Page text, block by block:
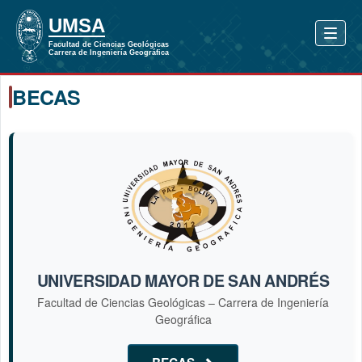
BECAS
UNIVERSIDAD MAYOR DE SAN ANDRÉS
Facultad de Ciencias Geológicas – Carrera de Ingeniería
Geográfica